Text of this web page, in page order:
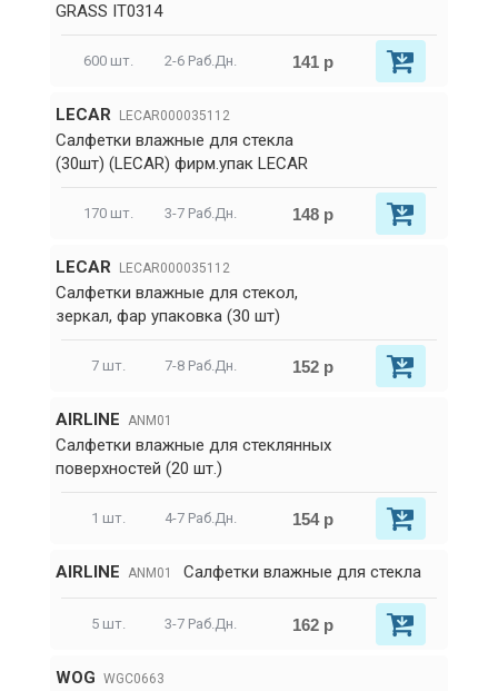
GRASS IT0314
600 шт. 2-6 Раб.Дн. 141 р
LECAR LECAR000035112
Салфетки влажные для стекла
(30шт) (LECAR) фирм.упак LECAR
170 шт. 3-7 Раб.Дн. 148 р
LECAR LECAR000035112
Салфетки влажные для стекол,
зеркал, фар упаковка (30 шт)
7 шт. 7-8 Раб.Дн. 152 р
AIRLINE ANM01
Салфетки влажные для стеклянных
поверхностей (20 шт.)
1 шт. 4-7 Раб.Дн. 154 р
AIRLINE ANM01 Салфетки влажные для стекла
5 шт. 3-7 Раб.Дн. 162 р
WOG WGC0663